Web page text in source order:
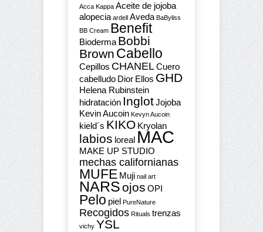
Acca Kappa Aceite de jojoba
alopecia ardell Aveda BaByliss
BB Cream Benefit
Bioderma Bobbi
Brown Cabello
Cepillos CHANELCuero
cabelludo Dior Ellos GHD
Helena Rubinstein
hidratación InglotJojoba
Kevin Aucoin Kevyn Aucoin
kield´s KIKO Kryolan
labios loreal MAC
MAKE UP STUDIO
mechas californianas
MUFE Muji nail art
NARSojos OPI
Pelo piel PureNature
Recogidos Rituals trenzas
vichy YSL